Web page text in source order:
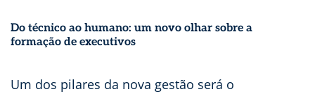
Do técnico ao humano: um novo olhar sobre a
formação de executivos
Um dos pilares da nova gestão será o